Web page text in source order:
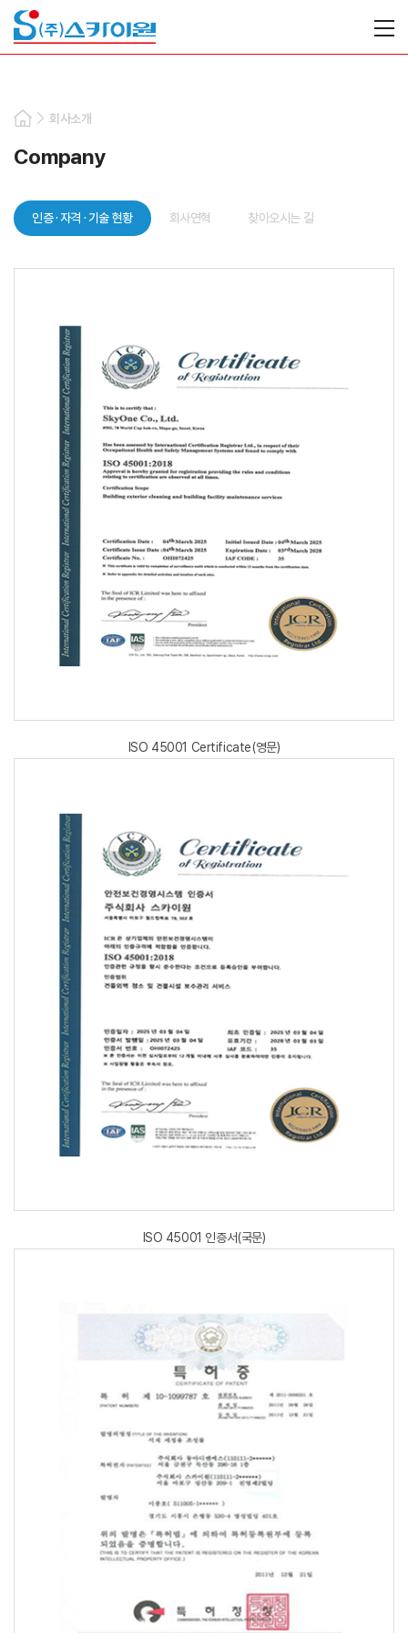
회사소개
Company
인증 · 자격 · 기술 현황 회사연혁 찾아오시는 길
ISO 45001 Certificate(영문)
ISO 45001 인증서(국문)